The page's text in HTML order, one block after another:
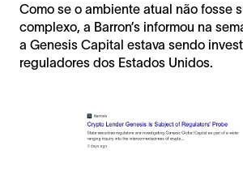
Como se o ambiente atual não fosse
complexo, a Barron’s informou na
a Genesis Capital estava sendo
reguladores dos Estados Unidos.